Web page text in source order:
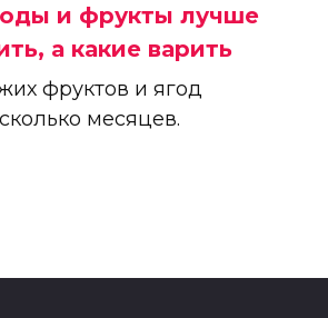
и фрукты лучше
а какие варить
фруктов и ягод
месяцев.